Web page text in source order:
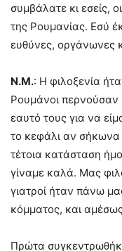
συμβάλατε κι εσείς,
της Ρουμανίας. Εσύ
ευθύνες, οργάνωνες
Ν.Μ.: Η φιλοξενία
Ρουμάνοι περνούσαν
εαυτό τους για να
το κεφάλι αν σήκωνα
τέτοια κατάσταση
γίναμε καλά. Μας
γιατροί ήταν πάνω
κόμματος, και
Πρώτα